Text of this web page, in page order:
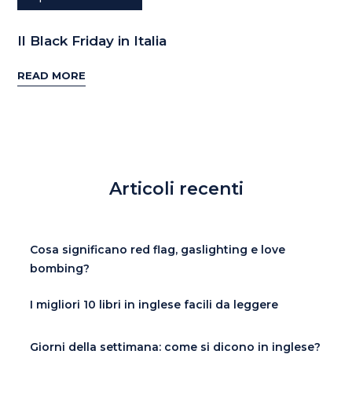
Il Black Friday in Italia
READ MORE
Articoli recenti
Cosa significano red flag, gaslighting e love
bombing?
I migliori 10 libri in inglese facili da leggere
Giorni della settimana: come si dicono in inglese?